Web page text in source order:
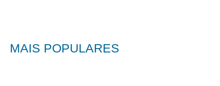
MAIS POPULARES